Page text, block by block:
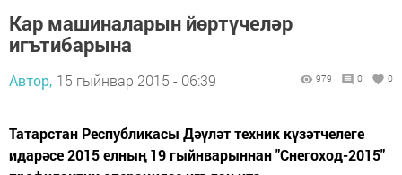
Кар машиналарын йөртүчеләр
игътибарына
Автор, 15 гыйнвар 2015 - 06:39 979 0 0
Татарстан Республикасы Дәүләт техник күзәтчелеге
идарәсе 2015 елның 19 гыйнварыннан "Снегоход-2015"